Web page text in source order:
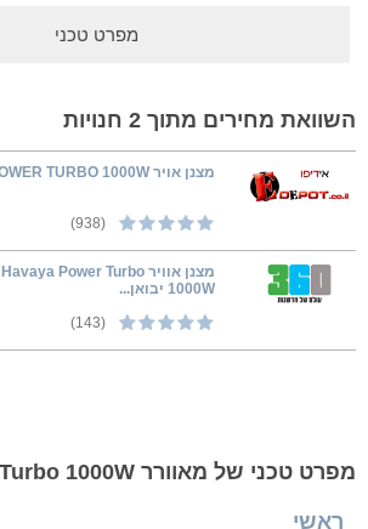
מפרט טכני
השוואת מחירים מתוך 2 חנויות
מצנן אויר POWER TURBO 1000W
(938)
מצנן אוויר Havaya Power Turbo
1000W יבואן...
(143)
מפרט טכני של מאוורר Havaya Power Turbo 1000W
ראשי